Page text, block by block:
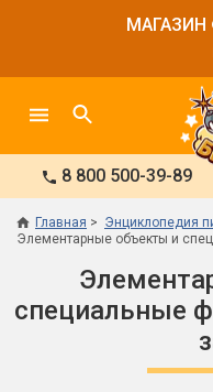
МАГАЗИН
8 800 500-39-89
Главная
Энциклопедия
Элементарные объекты и
специальные